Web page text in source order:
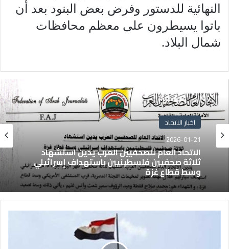
النهائية للدستور وفرض بعض البنود بعد أن
باتوا يسيطرون على معظم محافظات
شمال البلاد.
اخبار الاتحاد
2026-01-21
الاتحاد العام للصحفيين العرب يدين استشهاد
ثلاثة صحفيين فلسطينيين باستهداف إسرائيلي
وسط قطاع غزة